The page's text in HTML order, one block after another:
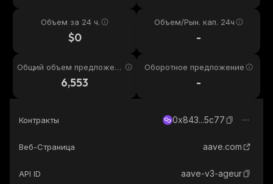
Объем за 24 ч.
$0
Объем/Рын. кап. 24ч
-
Общий объем предложени
6,553
Оборотное предложение
-
Контракты 0x843...5c77
Веб-Страница aave.com
API ID aave-v3-ageur